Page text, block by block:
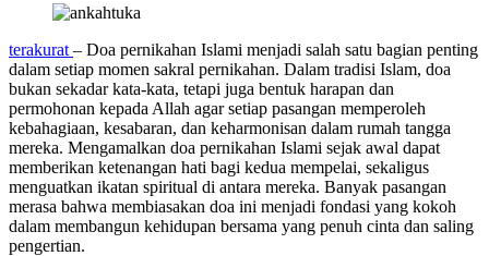
terakurat – Doa pernikahan Islami menjadi salah satu bagian penting
dalam setiap momen sakral pernikahan. Dalam tradisi Islam, doa
bukan sekadar kata-kata, tetapi juga bentuk harapan dan
permohonan kepada Allah agar setiap pasangan memperoleh
kebahagiaan, kesabaran, dan keharmonisan dalam rumah tangga
mereka. Mengamalkan doa pernikahan Islami sejak awal dapat
memberikan ketenangan hati bagi kedua mempelai, sekaligus
menguatkan ikatan spiritual di antara mereka. Banyak pasangan
merasa bahwa membiasakan doa ini menjadi fondasi yang kokoh
dalam membangun kehidupan bersama yang penuh cinta dan saling
pengertian.